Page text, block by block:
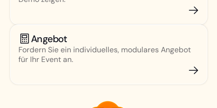
Angebot
Fordern Sie ein individuelles, modulares Angebot
für Ihr Event an.